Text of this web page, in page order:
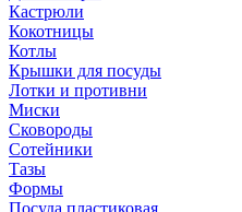
Кастрюли
Кокотницы
Котлы
Крышки для посуды
Лотки и противни
Миски
Сковороды
Сотейники
Тазы
Формы
Посуда пластиковая